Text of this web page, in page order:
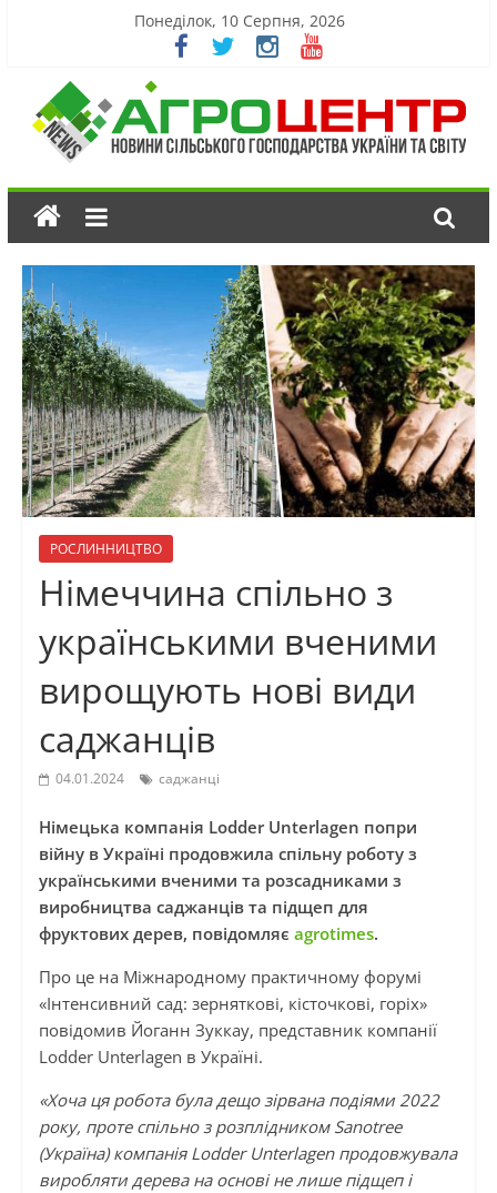
Понеділок, 10 Серпня, 2026
РОСЛИННИЦТВО
Німеччина спільно з
українськими вченими
вирощують нові види
саджанців
04.01.2024 саджанці
Німецька компанія Lodder Unterlagen попри
війну в Україні продовжила спільну роботу з
українськими вченими та розсадниками з
виробництва саджанців та підщеп для
фруктових дерев, повідомляє agrotimes.
Про це на Міжнародному практичному форумі
«Інтенсивний сад: зерняткові, кісточкові, горіх»
повідомив Йоганн Зуккау, представник компанії
Lodder Unterlagen в Україні.
«Хоча ця робота була дещо зірвана подіями 2022
року, проте спільно з розплідником Sanotree
(Україна) компанія Lodder Unterlagen продовжувала
виробляти дерева на основі не лише підщеп і